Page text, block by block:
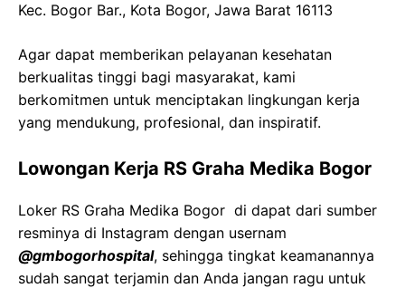
Kec. Bogor Bar., Kota Bogor, Jawa Barat 16113
Agar dapat memberikan pelayanan kesehatan
berkualitas tinggi bagi masyarakat, kami
berkomitmen untuk menciptakan lingkungan kerja
yang mendukung, profesional, dan inspiratif.
Lowongan Kerja RS Graha Medika Bogor
Loker RS Graha Medika Bogor di dapat dari sumber
resminya di Instagram dengan usernam
@gmbogorhospital, sehingga tingkat keamanannya
sudah sangat terjamin dan Anda jangan ragu untuk